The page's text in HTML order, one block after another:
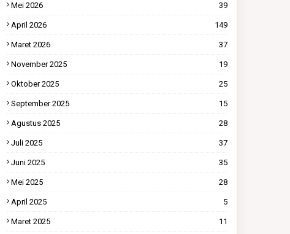
Mei 2026 39
April 2026 149
Maret 2026 37
November 2025 19
Oktober 2025 25
September 2025 15
Agustus 2025 28
Juli 2025 37
Juni 2025 35
Mei 2025 28
April 2025 5
Maret 2025 11